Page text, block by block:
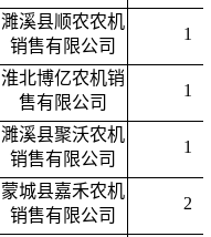
濉溪县顺农农机
销售有限公司
1
淮北博亿农机销
售有限公司
1
濉溪县聚沃农机
销售有限公司
1
蒙城县嘉禾农机
销售有限公司
2